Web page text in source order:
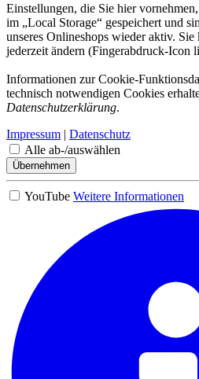
Einstellungen, die Sie hier
im „Local Storage“ gespeichert und
unseres Onlineshops wieder aktiv.
jederzeit ändern (Fingerabdruck-Icon
Informationen zur Cookie-
technisch notwendigen Cookies
Datenschutzerklärung.
Impressum | Datenschutz
Alle ab-/auswählen
Übernehmen
YouTube Weitere Informationen